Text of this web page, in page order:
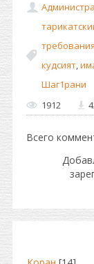
кудсият,
Шаг1рани
1912
Всего